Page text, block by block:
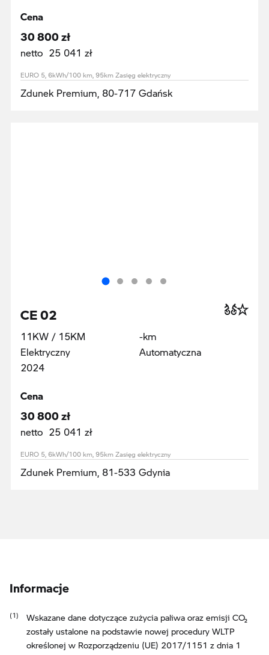
Cena
30 800 zł
netto 25 041 zł
EURO 5, 6kWh/100 km, 95km Zasięg elektryczny
Zdunek Premium, 80-717 Gdańsk
CE 02
11KW / 15KM
Elektryczny
2024
-km
Automatyczna
Cena
30 800 zł
netto 25 041 zł
EURO 5, 6kWh/100 km, 95km Zasięg elektryczny
Zdunek Premium, 81-533 Gdynia
Informacje
Wskazane dane dotyczące zużycia paliwa oraz emisji CO₂
zostały ustalone na podstawie nowej procedury WLTP
określonej w Rozporządzeniu (UE) 2017/1151 z dnia 1